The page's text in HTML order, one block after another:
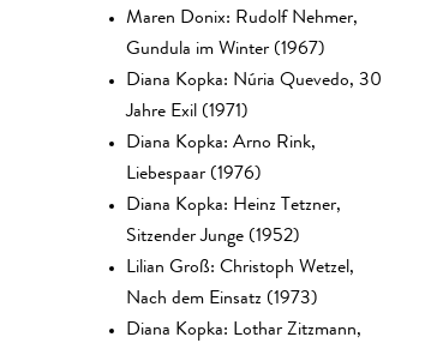
Maren Donix: Rudolf Nehmer,
Gundula im Winter (1967)
Diana Kopka: Núria Quevedo, 30
Jahre Exil (1971)
Diana Kopka: Arno Rink,
Liebespaar (1976)
Diana Kopka: Heinz Tetzner,
Sitzender Junge (1952)
Lilian Groß: Christoph Wetzel,
Nach dem Einsatz (1973)
Diana Kopka: Lothar Zitzmann,